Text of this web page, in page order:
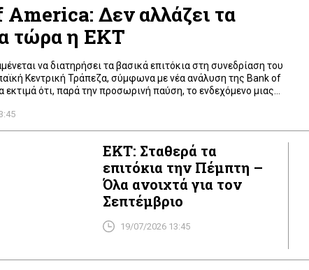
Δεν αλλάζει τα
τώρα η ΕΚΤ
να διατηρήσει τα βασικά επιτόκια στη συνεδρίαση του
Κεντρική Τράπεζα, σύμφωνα με νέα ανάλυση της Bank of
εκτιμά ότι, παρά την προσωρινή παύση, το ενδεχόμενο μιας
θεωρεί ότι τα οικονομικά δεδομένα που έχουν
ΕΚΤ: Σταθερά τα
επιτόκια την Πέμπτη –
Όλα ανοιχτά για τον
Σεπτέμβριο
19/07/2026 13:45